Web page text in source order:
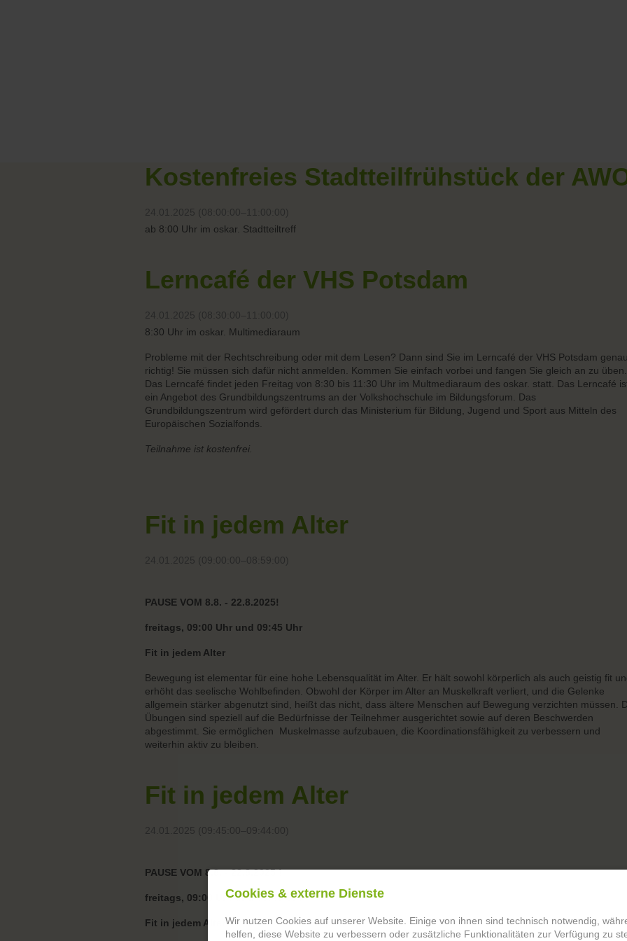
Kostenfreies Stadtteilfrühstück der
24.01.2025 (08:00:00–11:00:00)
ab 8:00 Uhr im oskar. Stadtteiltreff
Lerncafé der VHS Potsdam
24.01.2025 (08:30:00–11:00:00)
8:30 Uhr im oskar. Multimediaraum
Probleme mit der Rechtschreibung oder mit dem Lesen? Dann sind Sie im Lerncafé der VHS Potsdam
richtig! Sie müssen sich dafür nicht anmelden. Kommen Sie einfach vorbei und fangen Sie gleich an zu üben.
Das Lerncafé findet jeden Freitag von 8:30 bis 11:30 Uhr im Multmediaraum des oskar. statt. Das Lerncafé
ein Angebot des Grundbildungszentrums an der Volkshochschule im Bildungsforum. Das
Grundbildungszentrum wird gefördert durch das Ministerium für Bildung, Jugend und Sport aus Mitteln des
Europäischen Sozialfonds.
Teilnahme ist kostenfrei.
Fit in jedem Alter
24.01.2025 (09:00:00–08:59:00)
PAUSE VOM 8.8. - 22.8.2025!
freitags, 09:00 Uhr und 09:45 Uhr
Fit in jedem Alter
Bewegung ist elementar für eine hohe Lebensqualität im Alter. Er hält sowohl körperlich als auch geistig fit
erhöht das seelische Wohlbefinden. Obwohl der Körper im Alter an Muskelkraft verliert, und die Gelenke
allgemein stärker abgenutzt sind, heißt das nicht, dass ältere Menschen auf Bewegung verzichten müssen.
Übungen sind speziell auf die Bedürfnisse der Teilnehmer ausgerichtet sowie auf deren Beschwerden
abgestimmt. Sie ermöglichen Muskelmasse aufzubauen, die Koordinationsfähigkeit zu verbessern und
weiterhin aktiv zu bleiben.
Fit in jedem Alter
24.01.2025 (09:45:00–09:44:00)
PAUSE VOM 8.8. - 22.8.2025 !
freitags, 09:00 Uhr und 09:45 Uhr
Fit in jedem Alter
Cookies & externe Dienste
Wir nutzen Cookies auf unserer Website. Einige von ihnen sind technisch notwendig,
helfen, diese Website zu verbessern oder zusätzliche Funktionalitäten zur Verfügung zu